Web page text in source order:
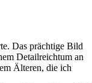
Das prächtige Bild
Detailreichtum an
Älteren, die ich